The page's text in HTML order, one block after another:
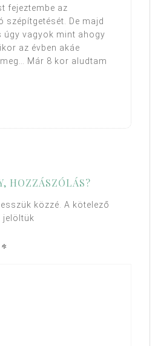
fejeztembe az
szépítgetését. De majd
úgy vagyok mint ahogy
az évben akáe
Már 8 kor aludtam
HOZZÁSZÓLÁS?
közzé. A kötelező
jelöltük
*